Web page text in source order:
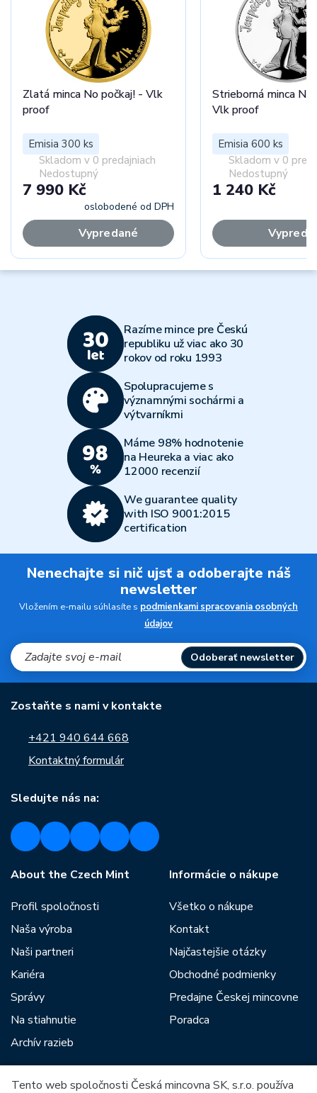
Zlatá minca No počkaj! - Vlk
proof
Emisia 300 ks
Skladom v 0 predajniach
Nedostupný
7 990 Kč
oslobodené od DPH
Vypredané
Strieborná minca No
Vlk proof
Emisia 600 ks
Skladom v 0
Nedostupný
1 240 Kč
Razíme mince pre Českú
republiku už viac ako 30
rokov od roku 1993
Spolupracujeme s
významnými sochármi a
výtvarníkmi
Máme 98% hodnotenie
na Heureka a viac ako
12000 recenzií
We guarantee quality
with ISO 9001:2015
certification
Nenechajte si nič ujsť a odoberajte náš
newsletter
Vložením e-mailu súhlasíte s podmienkami spracovania osobných
údajov
Odoberať newsletter
Zostaňte s nami v kontakte
+421 940 644 668
Kontaktný formulár
Sledujte nás na:
About the Czech Mint
Profil spoločnosti
Naša výroba
Naši partneri
Kariéra
Správy
Na stiahnutie
Archív razieb
Informácie o nákupe
Všetko o nákupe
Kontakt
Najčastejšie otázky
Obchodné podmienky
Predajne Českej mincovne
Poradca
Medzi našich partnerov patria:
Tento web spoločnosti Česká mincovna SK, s.r.o. používa